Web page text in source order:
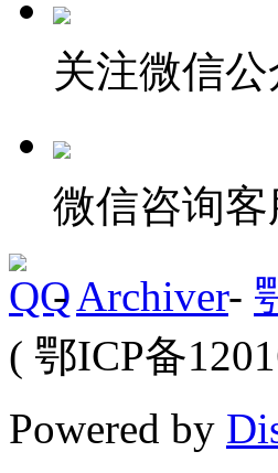
关注微信
微信咨询客
- Archiver-
( 鄂ICP备
Powered by